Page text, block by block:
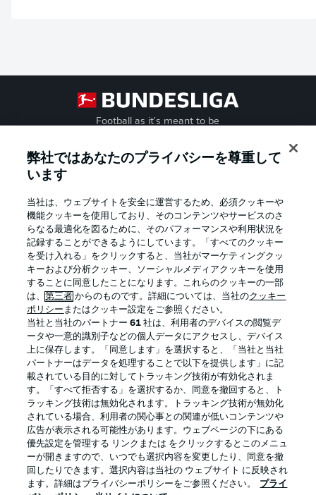
Football as it's meant to be
Official Partners
プライバシー・ポリシー 優先設定を管理する
利用条件 放送局
求人 選手
弊社ではあなたのプライバシーを尊重して
います
当社は、ウェブサイトを安全に運営するため、必須クッキーや
機能クッキーを使用しており、そのコンテンツやサービスのさ
らなる最適化を図るために、そのパフォーマンスや利用状況を
記録することができるようにしています。「すべてのクッキー
を受け入れる」をクリックすると、当社がマーケティングクッ
キーおよび分析クッキー、ソーシャルメディアクッキーを使用
することに同意したことになります。これらのクッキーの一部
は、第三者 からのものです。詳細については、当社のクッキー
ポリシー またはクッキー設定をご参照ください。
当社と当社のパートナー61 社は、利用者のデバイスの閲覧デ
ータや一意的識別子などの個人データにアクセスし、デバイス
上に保存します。「同意します」を選択すると、「当社と当社
パートナーはデータを処理することで以下を提供します」に記
載されている目的に対してトラッキング技術が有効化されま
す。「すべて拒否する」を選択するか、同意を撤回すると、ト
ラッキング技術は無効化されます。トラッキング技術が無効化
されている場合、利用者の関心事との関連が低いコンテンツや
広告が表示される可能性があります。ウェブページの下にある
優先設定を管理する リンクまたは をクリックするとこのメニュ
ーが開きますので、いつでも選択内容を変更したり、同意を撤
回したりできます。選択内容は当社の ウェブサイト に反映され
ます。詳細はプライバシーポリシーをご参照ください。
プライ